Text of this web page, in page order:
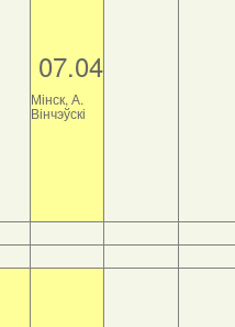
07.04
Мінск, А.
Вінчэўскі